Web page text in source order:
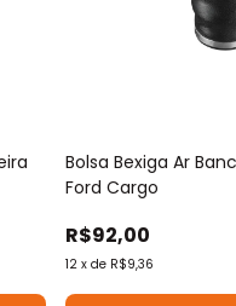
Bolsa Bexiga Ar
Ford Cargo
R$92,00
12 x de R$9,36